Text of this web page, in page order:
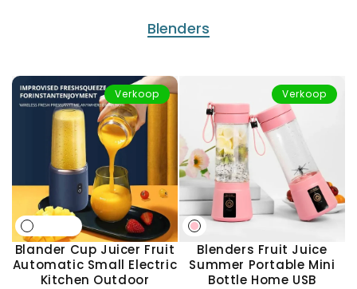
Blenders
Verkoop
Blander Cup Juicer Fruit
Automatic Small Electric
Kitchen Outdoor
Verkoop
Blenders Fruit Juice
Summer Portable Mini
Bottle Home USB